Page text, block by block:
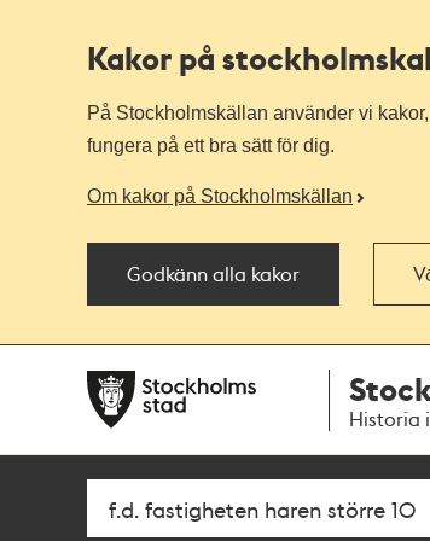
Kakor på
På Stockholmskällan använder vi
fungera på ett bra sätt för dig.
Om kakor på Stockholmskällan
Godkänn alla kakor
navigationen
huvudinnehållet
Historia
Sök